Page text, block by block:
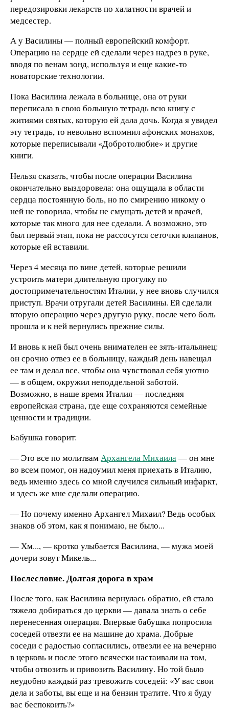
передозировки лекарств по халатности врачей и
медсестер.
А у Василины — полный европейский комфорт.
Операцию на сердце ей сделали через надрез в руке,
вводя по венам зонд, используя и еще какие-то
новаторские технологии.
Пока Василина лежала в больнице, она от руки
переписала в свою большую тетрадь всю книгу с
житиями святых, которую ей дала дочь. Когда я увидел
эту тетрадь, то невольно вспомнил афонских монахов,
которые переписывали «Добротолюбие» и другие
книги.
Нельзя сказать, чтобы после операции Василина
окончательно выздоровела: она ощущала в области
сердца постоянную боль, но по смирению никому о
ней не говорила, чтобы не смущать детей и врачей,
которые так много для нее сделали. А возможно, это
был первый этап, пока не рассосутся сеточки клапанов,
которые ей вставили.
Через 4 месяца по вине детей, которые решили
устроить матери длительную прогулку по
достопримечательностям Италии, у нее вновь случился
приступ. Врачи отругали детей Василины. Ей сделали
вторую операцию через другую руку, после чего боль
прошла и к ней вернулись прежние силы.
И вновь к ней был очень внимателен ее зять-итальянец:
он срочно отвез ее в больницу, каждый день навещал
ее там и делал все, чтобы она чувствовал себя уютно
— в общем, окружил неподдельной заботой.
Возможно, в наше время Италия — последняя
европейская страна, где еще сохраняются семейные
ценности и традиции.
Бабушка говорит:
— Это все по молитвамАрхангела Михаила— он мне
во всем помог, он надоумил меня приехать в Италию,
ведь именно здесь со мной случился сильный инфаркт,
и здесь же мне сделали операцию.
— Но почему именно Архангел Михаил? Ведь особых
знаков об этом, как я понимаю, не было...
— Хм..., — кротко улыбается Василина, — мужа моей
дочери зовут Микель...
Послесловие. Долгая дорога в храм
После того, как Василина вернулась обратно, ей стало
тяжело добираться до церкви — давала знать о себе
перенесенная операция. Впервые бабушка попросила
соседей отвезти ее на машине до храма. Добрые
соседи с радостью согласились, отвезли ее на вечерню
в церковь и после этого всячески настаивали на том,
чтобы отвозить и привозить Василину. Но той было
неудобно каждый раз тревожить соседей: «У вас свои
дела и заботы, вы еще и на бензин тратите. Что я буду
вас беспокоить?»